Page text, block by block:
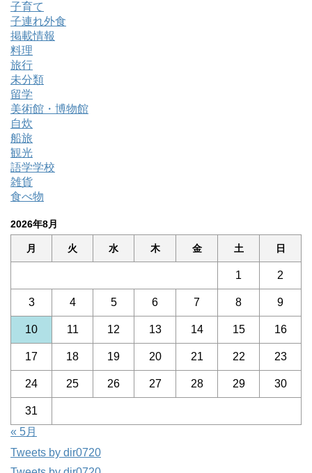
子育て
子連れ外食
掲載情報
料理
旅行
未分類
留学
美術館・博物館
自炊
船旅
観光
語学学校
雑貨
食べ物
2026年8月
月 火 水 木 金 土 日
1 2
3 4 5 6 7 8 9
10 11 12 13 14 15 16
17 18 19 20 21 22 23
24 25 26 27 28 29 30
31
« 5月
Tweets by dir0720